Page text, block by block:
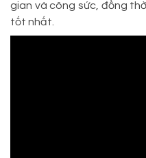
gian và công sức, đồng
tốt nhất.